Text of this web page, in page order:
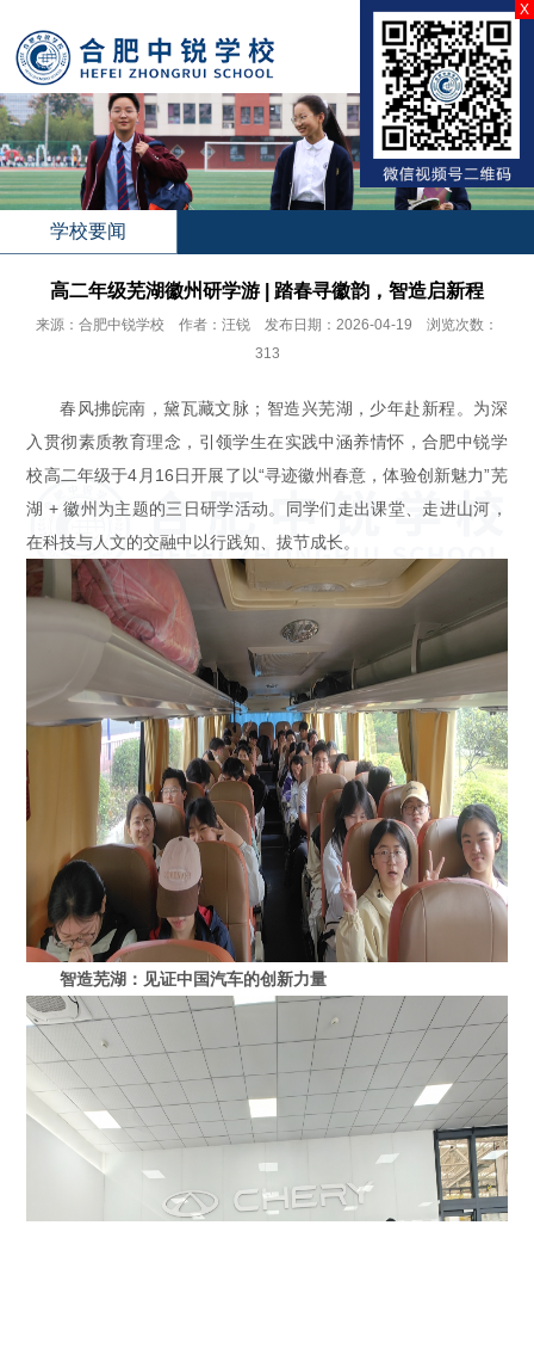
X
学校要闻
高二年级芜湖徽州研学游 | 踏春寻徽韵，智造启新程
来源：合肥中锐学校 作者：汪锐 发布日期：2026-04-19 浏览次数：
313
春风拂皖南，黛瓦藏文脉；智造兴芜湖，少年赴新程。为深
入贯彻素质教育理念，引领学生在实践中涵养情怀，合肥中锐学
校高二年级于4月16日开展了以“寻迹徽州春意，体验创新魅力”芜
湖 + 徽州为主题的三日研学活动。同学们走出课堂、走进山河，
在科技与人文的交融中以行践知、拔节成长。
智造芜湖：见证中国汽车的创新力量